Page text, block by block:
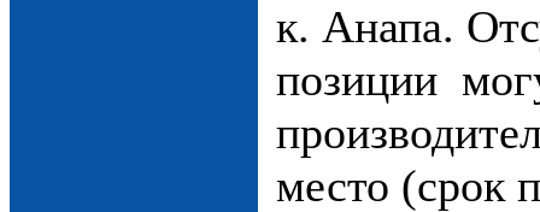
к. Анапа.
позиции
место (срок